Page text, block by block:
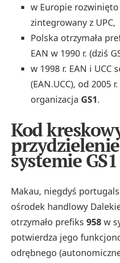
w Europie
zintegrowany z UPC,
Polska otrzymała
EAN w 1990 r. (dziś
w 1998 r. EAN i UCC
(EAN.UCC), od 2005
organizacja GS1.
Kod
systemie GS1
Makau, niegdyś
ośrodek handlowy
otrzymało prefiks958 w
potwierdza jego
odrębnego